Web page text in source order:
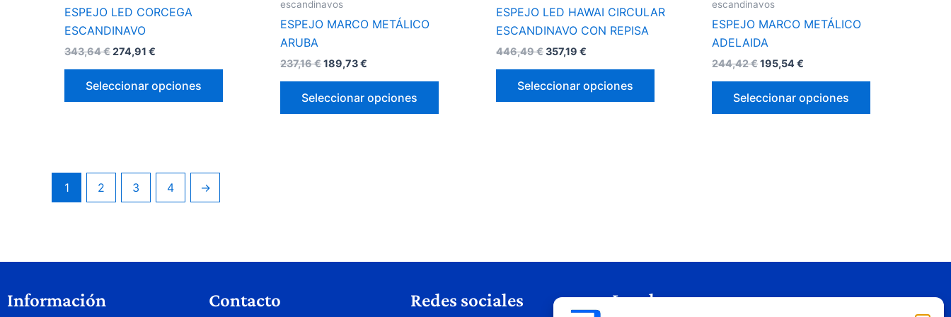
ESPEJO LED CORCEGA
ESCANDINAVO
343,64€274,91€
Seleccionar opciones
escandinavos
ESPEJO MARCO METÁLICO
ARUBA
237,16€189,73€
Seleccionar opciones
ESPEJO LED HAWAI CIRCULAR
ESCANDINAVO CON REPISA
446,49€357,19€
Seleccionar opciones
página
escandinavos
ESPEJO MARCO METÁLICO
ADELAIDA
244,42€195,54€
Seleccionar opciones
1 2 3 4 →
Información Contacto Redes sociales Legal